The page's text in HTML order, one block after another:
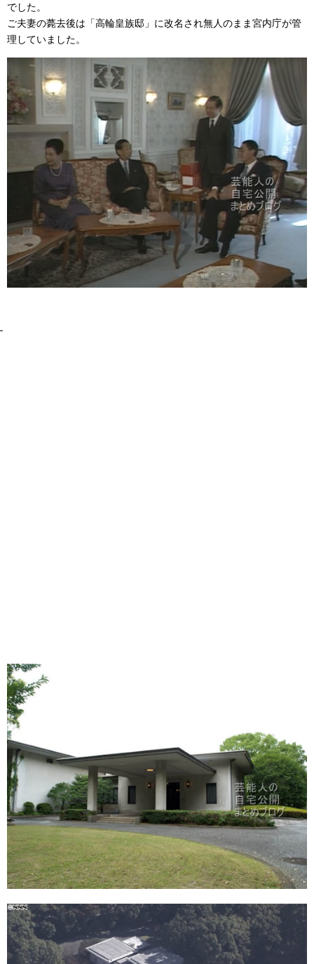
でした。
ご夫妻の薨去後は「高輪皇族邸」に改名され無人のまま宮内庁が管
理していました。